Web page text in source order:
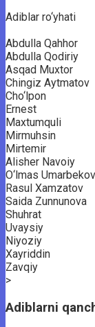
Adiblar ro‘yhati
Abdulla Qahhor
Abdulla Qodiriy
Asqad Muxtor
Chingiz Aytmatov
Cho‘lpon
Ernest
Maxtumquli
Mirmuhsin
Mirtemir
Alisher Navoiy
O‘lmas Umarbekov
Rasul Xamzatov
Saida Zunnunova
Shuhrat
Uvaysiy
Niyoziy
Xayriddin
Zavqiy
>
Adiblarni